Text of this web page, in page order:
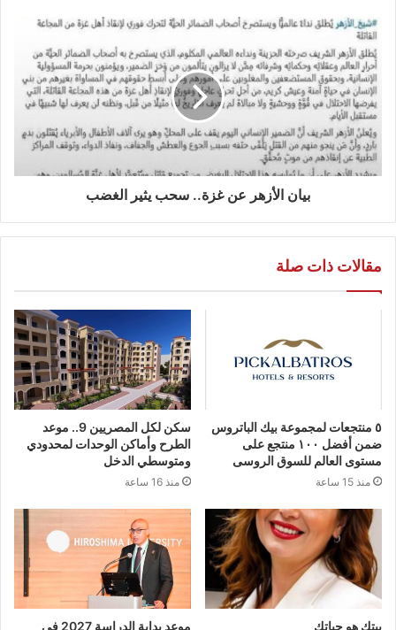
بيان الأزهر عن غزة.. سحب يثير الغضب
مقالات ذات صلة
٥ منتجعات لمجموعة بيك الباتروس
ضمن أفضل ١٠٠ منتجع على
مستوى العالم للسوق الروسى
منذ 15 ساعة
سكن لكل المصريين 9.. موعد
الطرح وأماكن الوحدات لمحدودي
ومتوسطي الدخل
منذ 16 ساعة
بيتك هو حياتك موعد بداية الدراسة 2027 في